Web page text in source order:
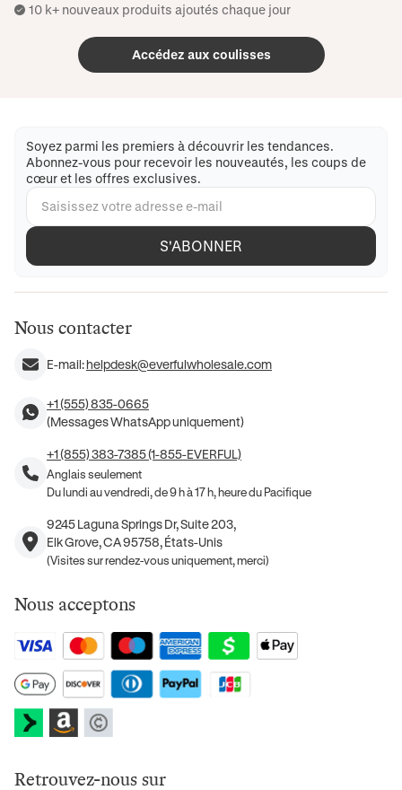
10 k+ nouveaux produits ajoutés chaque jour
Accédez aux coulisses
Soyez parmi les premiers à découvrir les tendances.
Abonnez-vous pour recevoir les nouveautés, les coups de
cœur et les offres exclusives.
S'ABONNER
Nous contacter
E-mail:helpdesk@everfulwholesale.com
+1 (555) 835-0665
(Messages WhatsApp uniquement)
+1 (855) 383-7385 (1-855-EVERFUL)
Anglais seulement
Du lundi au vendredi, de 9 h à 17 h, heure du Pacifique
9245 Laguna Springs Dr, Suite 203,
Elk Grove, CA 95758, États-Unis
(Visites sur rendez-vous uniquement, merci)
Nous acceptons
Retrouvez-nous sur